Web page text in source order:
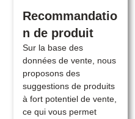
Recommandatio
n de produit
Sur la base des
données de vente, nous
proposons des
suggestions de produits
à fort potentiel de vente,
ce qui vous permet